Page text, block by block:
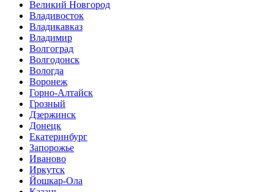
Великий Новгород
Владивосток
Владикавказ
Владимир
Волгоград
Волгодонск
Вологда
Воронеж
Горно-Алтайск
Грозный
Дзержинск
Донецк
Екатеринбург
Запорожье
Иваново
Иркутск
Йошкар-Ола